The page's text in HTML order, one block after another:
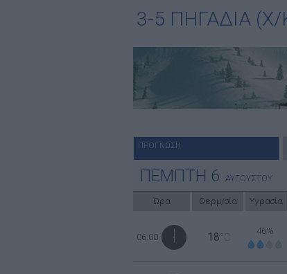
3-5 ΠΗΓΑΔΙΑ (Χ/
ΠΡΟΓΝΩΣΗ
ΠΕΜΠΤΗ 6 ΑΥΓΟΥΣΤΟΥ
Ώρα Θερμ/σία Υγρασία
06:00 18 °C
46%